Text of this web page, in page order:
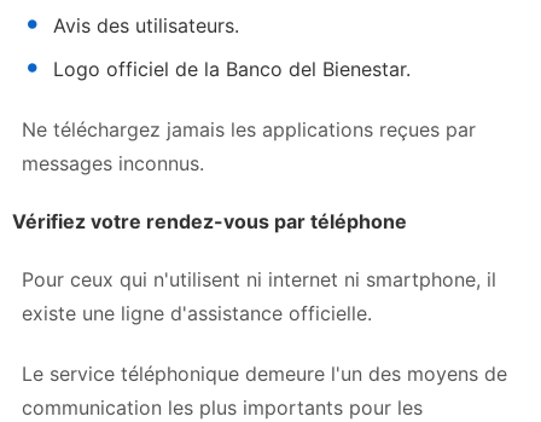
Avis des utilisateurs.
Logo officiel de la Banco del Bienestar.
Ne téléchargez jamais les applications reçues par
messages inconnus.
Vérifiez votre rendez-vous par téléphone
Pour ceux qui n'utilisent ni internet ni smartphone, il
existe une ligne d'assistance officielle.
Le service téléphonique demeure l'un des moyens de
communication les plus importants pour les